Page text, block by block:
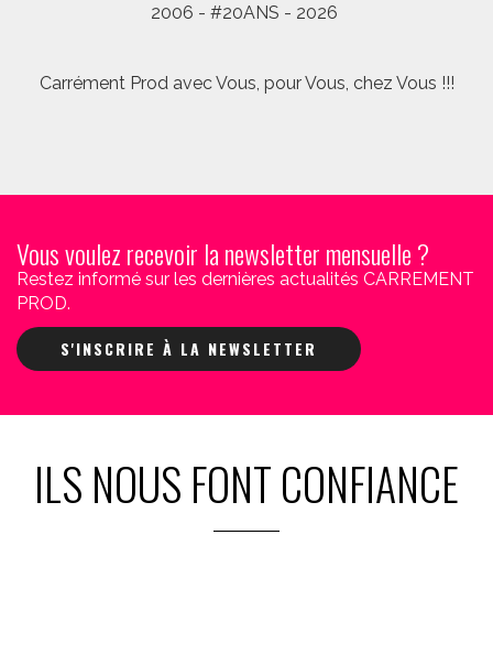
2006 - #20ANS - 2026
Carrément Prod avec Vous, pour Vous, chez Vous !!!
Vous voulez recevoir la newsletter mensuelle ?
Restez informé sur les dernières actualités CARREMENT
PROD.
S'INSCRIRE À LA NEWSLETTER
ILS NOUS FONT CONFIANCE